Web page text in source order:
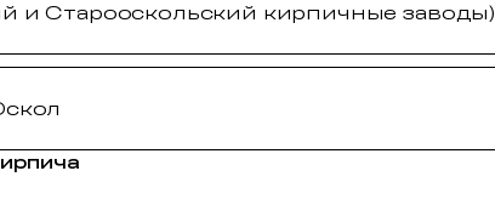
и Старооскольский кирпичные заводы)